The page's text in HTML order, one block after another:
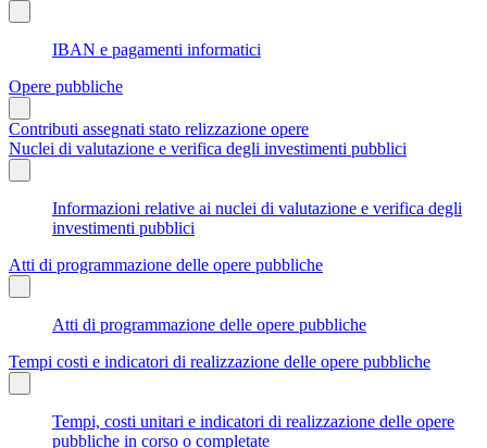
IBAN e pagamenti informatici
Opere pubbliche
Contributi assegnati stato relizzazione opere
Nuclei di valutazione e verifica degli investimenti pubblici
Informazioni relative ai nuclei di valutazione e verifica degli
investimenti pubblici
Atti di programmazione delle opere pubbliche
Atti di programmazione delle opere pubbliche
Tempi costi e indicatori di realizzazione delle opere pubbliche
Tempi, costi unitari e indicatori di realizzazione delle opere
pubbliche in corso o completate